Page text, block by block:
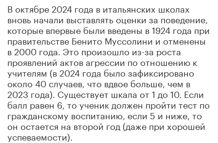
В октябре 2024 года в итальянских школах
вновь начали выставлять оценки за поведение,
которые впервые были введены в 1924 года при
правительстве Бенито Муссолини и отменены
в 2000 года. Это произошло из-за роста
проявлений актов агрессии по отношению к
учителям (в 2024 года было зафиксировано
около 40 случаев, что вдвое больше, чем в
2023 года). Существует шкала от 1 до 10. Если
балл равен 6, то ученик должен пройти тест по
гражданскому воспитанию, если 5 и ниже, то
он остается на второй год (даже при хорошей
успеваемости).